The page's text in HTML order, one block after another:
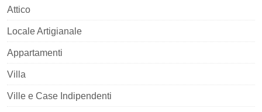
Attico
Locale Artigianale
Appartamenti
Villa
Ville e Case Indipendenti